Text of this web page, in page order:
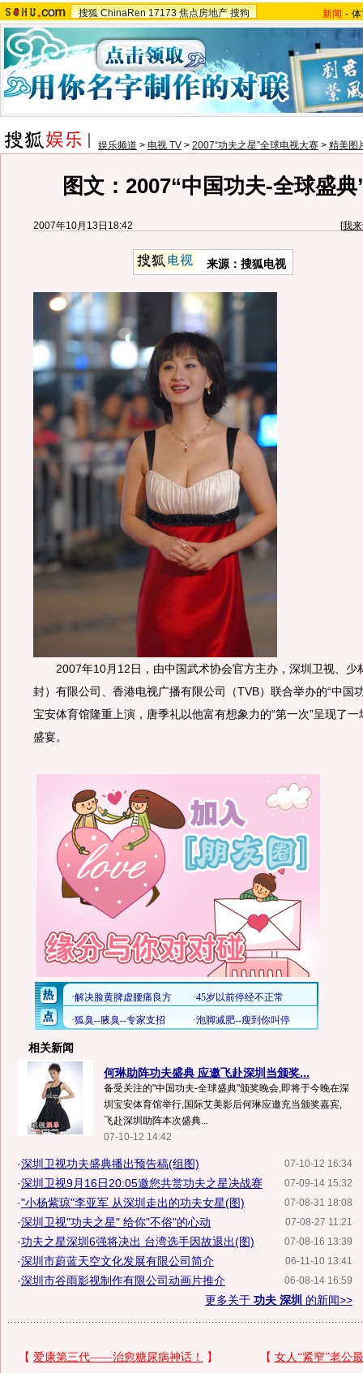
搜狐 ChinaRen 17173 焦点房地产 搜狗 新闻 -
娱乐频道 > 电视 TV > 2007“功夫之星”全球电视大赛 > 精美图
图文：2007“中国功夫-全球盛
2007年10月13日18:42 [我
来源：搜狐电视
2007年10月12日，由中国武术协会官方主办，深圳卫视、少
封）有限公司、香港电视广播有限公司（TVB）联合举办的“中国
宝安体育馆隆重上演，唐季礼以他富有想象力的“第一次”呈现了一
盛宴。
相关新闻
何琳助阵功夫盛典 应邀飞赴深圳当颁奖...
备受关注的"中国功夫-全球盛典"颁奖晚会,即将于今晚在深
圳宝安体育馆举行,国际艾美影后何琳应邀充当颁奖嘉宾,
飞赴深圳助阵本次盛典...
07-10-12 14:42
07-10-12 16:34
·深圳卫视功夫盛典播出预告稿(组图)
07-09-14 15:32
·深圳卫视9月16日20:05邀您共赏功夫之星决战赛
07-08-31 18:08
·"小杨紫琼"李亚军 从深圳走出的功夫女星(图)
07-08-27 11:21
·深圳卫视"功夫之星" 给你"不俗"的心动
07-08-16 13:39
·功夫之星深圳6强将决出 台湾选手因故退出(图)
06-11-10 13:41
·深圳市蔚蓝天空文化发展有限公司简介
06-08-14 16:59
·深圳市谷雨影视制作有限公司动画片推介
更多关于 功夫 深圳 的新闻>>